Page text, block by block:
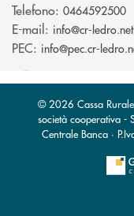
Telefono: 0464592500
E-mail: info@cr-ledro.net
PEC: info@pec.cr-
© 2026 Cassa
società cooperativa -
Centrale Banca ·